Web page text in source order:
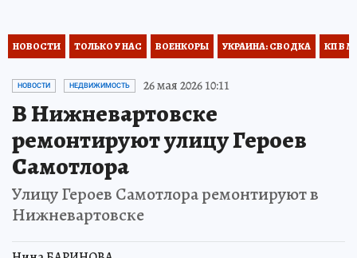
НОВОСТИ ТОЛЬКО У НАС ВОЕНКОРЫ УКРАИНА: СВОДКА КП В
НОВОСТИ НЕДВИЖИМОСТЬ 26 мая 2026 10:11
В Нижневартовске
ремонтируют улицу Героев
Самотлора
Улицу Героев Самотлора ремонтируют в
Нижневартовске